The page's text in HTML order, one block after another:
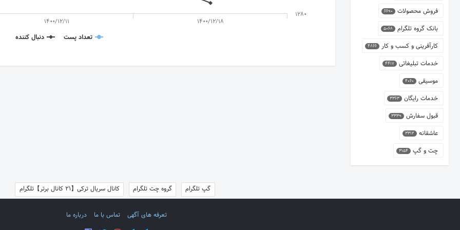
تعداد پست دنبال کننده
1400/12/11 1400/12/18
1280 فروش محصولات 6690
بانک گروه تلگرام 5068
کارآفرینی و کسب و کار 4866
خدمات تبلیغاتی 4417
موسیقی 4060
خدمات رایگان 3363
قبول سفارش 3339
عاشقانه 3312
چت و گپ 3154
گپ تلگرام گروه چت تلگرام کانال سریال ترکی【21 کانال برتر】تلگرام
تعرفه های آگهی تماس با ما درباره ما